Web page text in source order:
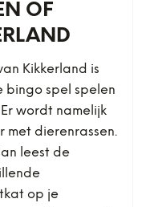
OF
Kikkerland is
spel spelen
wordt namelijk
met dierenrassen.
leest de
op je